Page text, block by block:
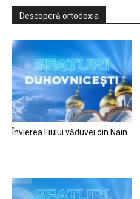
Descoperă ortodoxia
Învierea Fiului văduvei din Nain